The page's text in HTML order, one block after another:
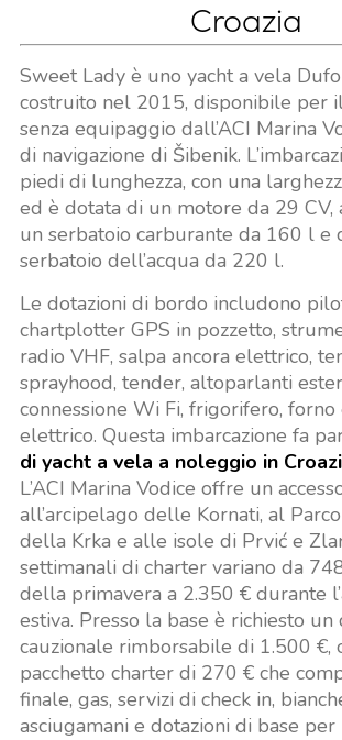
Croazia
Sweet Lady è uno yacht a vela
costruito nel 2015, disponibile per
senza equipaggio dall’ACI Marina
di navigazione di Šibenik.
piedi di lunghezza, con una
ed è dotata di un motore da 29 CV,
un serbatoio carburante da 160 l e
serbatoio dell’acqua da 220 l.
Le dotazioni di bordo includono
chartplotter GPS in pozzetto,
radio VHF, salpa ancora elettrico,
sprayhood, tender, altoparlanti
connessione Wi Fi, frigorifero,
elettrico. Questa imbarcazione fa
di yacht a vela a noleggio in
L’ACI Marina Vodice offre un
all’arcipelago delle Kornati, al
della Krka e alle isole di Prvić e
settimanali di charter variano da
della primavera a 2.350 € durante
estiva. Presso la base è richiesto un
cauzionale rimborsabile di 1.500 €,
pacchetto charter di 270 € che
finale, gas, servizi di check in,
asciugamani e dotazioni di base per